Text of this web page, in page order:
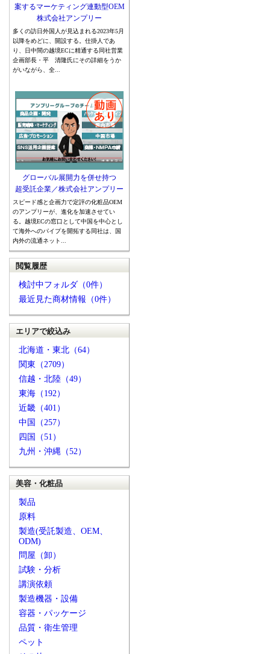
案するマーケティング連動型OEM
株式会社アンプリー
多くの訪日外国人が見込まれる2023年5月
以降をめどに、開設する。仕掛人であ
り、日中間の越境ECに精通する同社営業
企画部長・平 清隆氏にその詳細をうか
がいながら、全...
グローバル展開力を併せ持つ
超受託企業／株式会社アンプリー
スピード感と企画力で定評の化粧品OEM
のアンプリーが、進化を加速させてい
る。越境ECの窓口として中国を中心とし
て海外へのパイプを開拓する同社は、国
内外の流通ネット...
閲覧履歴
検討中フォルダ（0件）
最近見た商材情報（0件）
エリアで絞込み
北海道・東北（64）
関東（2709）
信越・北陸（49）
東海（192）
近畿（401）
中国（257）
四国（51）
九州・沖縄（52）
美容・化粧品
製品
原料
製造(受託製造、OEM、
ODM)
問屋（卸）
試験・分析
講演依頼
製造機器・設備
容器・パッケージ
品質・衛生管理
ペット